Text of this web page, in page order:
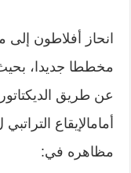
انحاز أفلاطون إلى
مخططا جديدا،
عن طريق
أمامالإيقاع
مظاهره في: